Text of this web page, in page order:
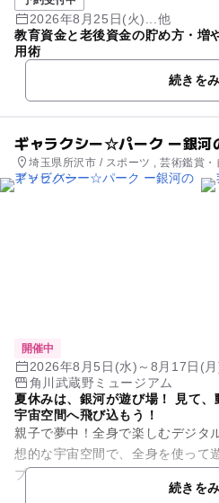
2026年8月25日(火)...他
教育資金と老後資金の貯め方・増
用術
続きを
ギャラクシー☆パーク ー銀河
埼玉県所沢市 / スポーツ , 芸術鑑賞
開催中
2026年8月5日(水)～8月17日(
角川武蔵野ミュージアム
夏休みは、銀河が遊び場！ 見て
宇宙空間へ飛び込もう！
親子で夢中！全身で楽しむデジタ
想的な宇宙空間で、全身を使って
プロジェクターやセンサーを用い
続きを